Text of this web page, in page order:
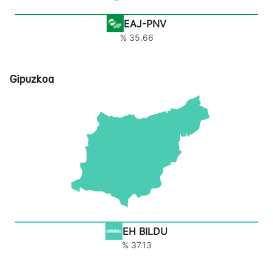
EAJ-PNV
% 35.66
Gipuzkoa
EH BILDU
% 37.13